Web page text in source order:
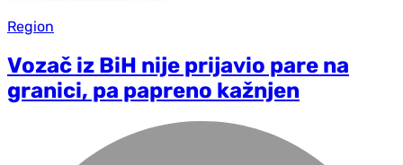
Region
Vozač iz BiH nije prijavio pare na
granici, pa papreno kažnjen